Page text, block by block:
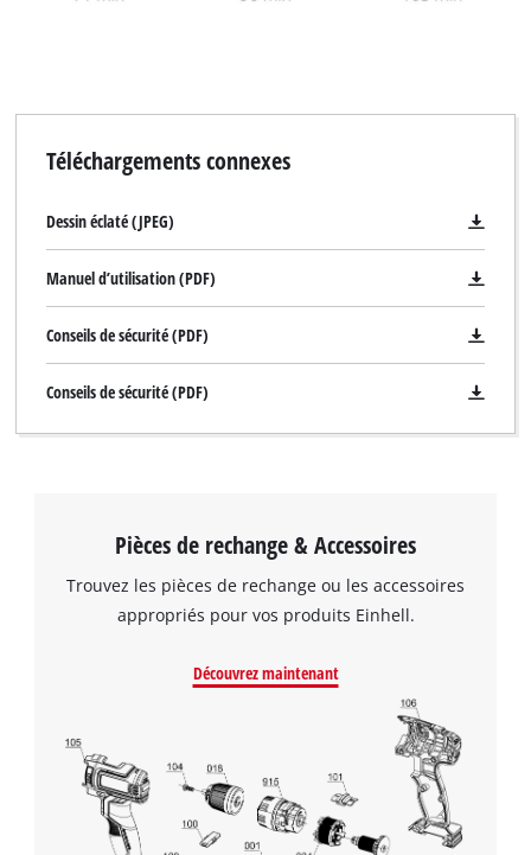
Téléchargements connexes
Dessin éclaté (JPEG)
Manuel d’utilisation (PDF)
Conseils de sécurité (PDF)
Conseils de sécurité (PDF)
Pièces de rechange & Accessoires
Trouvez les pièces de rechange ou les accessoires
appropriés pour vos produits Einhell.
Découvrez maintenant